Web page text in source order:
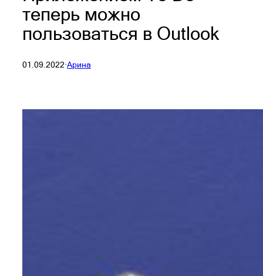
теперь можно
пользоваться в Outlook
01.09.2022·Арина